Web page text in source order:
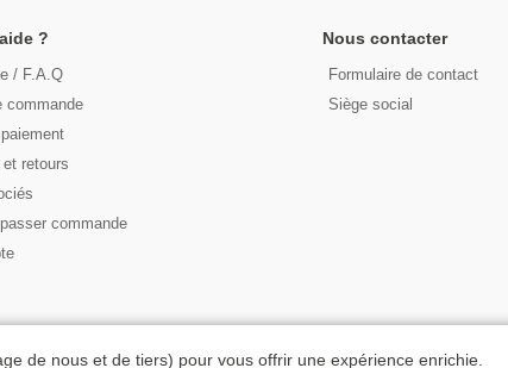
?
/ F.A.Q
commande
retours
commande
Nous contacter
Formulaire de contact
Siège social
C.G.U | C.G.V | Plan du site
de nous et de tiers) pour vous offrir une expérience enrichie.